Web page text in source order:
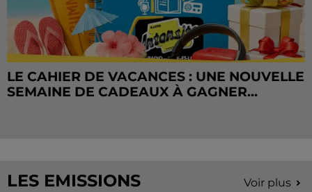
LE CAHIER DE VACANCES : UNE NOUVELLE
SEMAINE DE CADEAUX À GAGNER...
LES EMISSIONS Voir plus